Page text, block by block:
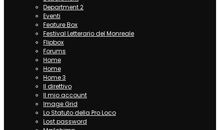
Department 2
Eventi
Feature Box
Festival Letterario del Monreale
Flipbox
Forums
Home
Home
Home 3
Il direttivo
Il mio account
Image Grid
Lo Statuto della Pro Loco
Lost password